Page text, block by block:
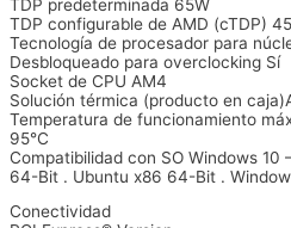
TDP predeterminada 65W
TDP configurable de AMD (cTDP)
Tecnología de procesador para
Desbloqueado para overclocking Sí
Socket de CPU AM4
Solución térmica (producto en
Temperatura de funcionamiento
95°C
Compatibilidad con SO Windows 10
64-Bit . Ubuntu x86 64-Bit .
Conectividad